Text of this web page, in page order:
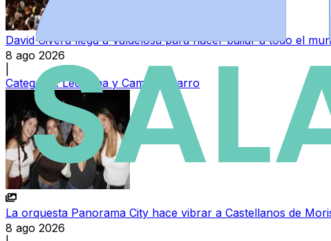
David Civera llega a Valdelosa para hacer bailar a todo el
8 ago 2026
Categoría:Ledesma y Campo Charro
La orquesta Panorama City hace vibrar a Castellanos de
8 ago 2026